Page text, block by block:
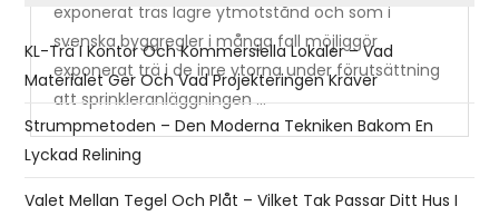
exponerat träs lägre ytmotstånd och som i
svenska byggregler i många fall möjliggör
exponerat trä i de inre ytorna under förutsättning
att sprinkleranläggningen …
KL-Trä I Kontor Och Kommersiella Lokaler – Vad
Materialet Ger Och Vad Projekteringen Kräver
Strumpmetoden – Den Moderna Tekniken Bakom En
Lyckad Relining
Valet Mellan Tegel Och Plåt – Vilket Tak Passar Ditt Hus I